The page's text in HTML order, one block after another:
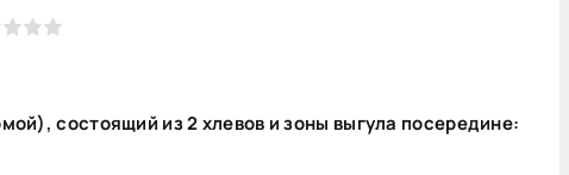
состоящий из 2 хлевов и зоны выгула посередине: